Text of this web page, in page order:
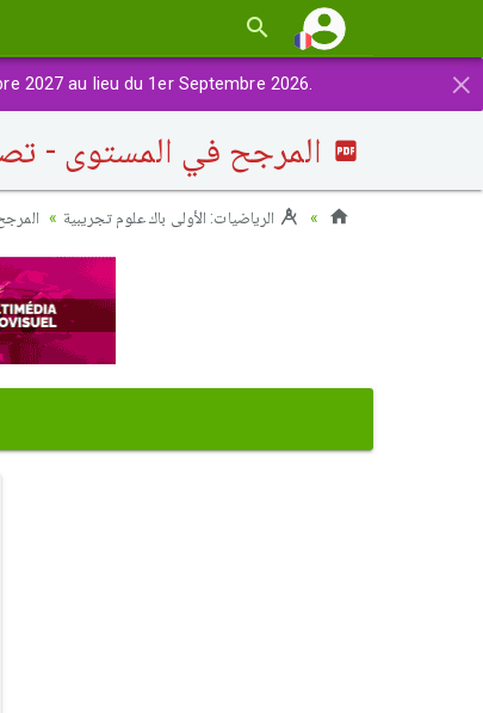
×
2027 au lieu du 1er Septembre 2026.
المرجح في المستوى -
الرياضيات: الأولى باك علوم تجريبية